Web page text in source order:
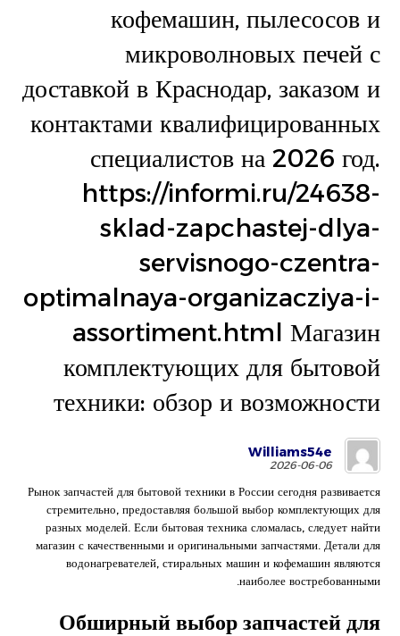
кофемашин, пылесосов и
микроволновых печей с
доставкой в Краснодар, заказом и
контактами квалифицированных
специалистов на 2026 год.
https://informi.ru/24638-
sklad-zapchastej-dlya-
servisnogo-czentra-
optimalnaya-organizacziya-i-
assortiment.html Магазин
комплектующих для бытовой
техники: обзор и возможности
Williams54e
2026-06-06
Рынок запчастей для бытовой техники в России сегодня развивается
стремительно, предоставляя большой выбор комплектующих для
разных моделей. Если бытовая техника сломалась, следует найти
магазин с качественными и оригинальными запчастями. Детали для
водонагревателей, стиральных машин и кофемашин являются
наиболее востребованными.
Обширный выбор запчастей для